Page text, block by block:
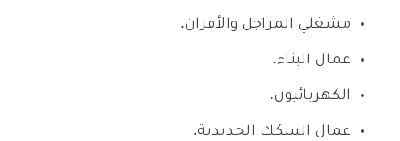
مشغلي المراجل والأفران.
عمال البناء.
الكهربائيون.
عمال السكك الحديدية.